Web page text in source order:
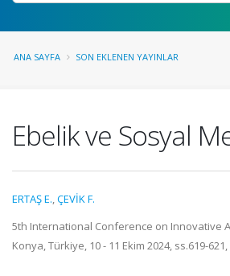
ANA SAYFA SON EKLENEN YAYINLAR
Ebelik ve Sosyal
ERTAŞ E.,ÇEVİK F.
5th International Conference on Innovative
Konya, Türkiye, 10 - 11 Ekim 2024, ss.619-